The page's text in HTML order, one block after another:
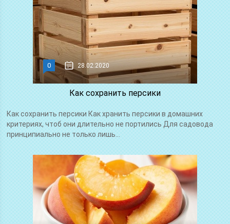
0 28.02.2020
Как сохранить персики
Как сохранить персики Как хранить персики в домашних
критериях, чтоб они длительно не портились Для садовода
принципиально не только лишь...